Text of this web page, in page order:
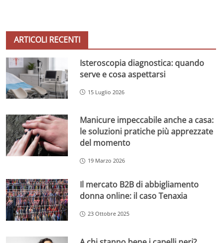
ARTICOLI RECENTI
Isteroscopia diagnostica: quando
serve e cosa aspettarsi
15 Luglio 2026
Manicure impeccabile anche a casa:
le soluzioni pratiche più apprezzate
del momento
19 Marzo 2026
Il mercato B2B di abbigliamento
donna online: il caso Tenaxia
23 Ottobre 2025